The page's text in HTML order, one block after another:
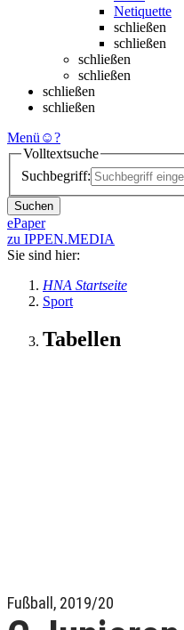
Netiquette
schließen
schließen
schließen
schließen
schließen
schließen
Menü ☺?
Volltextsuche
Suchbegriff:
Suchen
ePaper
zu IPPEN.MEDIA
Sie sind hier:
HNA Startseite
Sport
Tabellen
Fußball, 2019/20